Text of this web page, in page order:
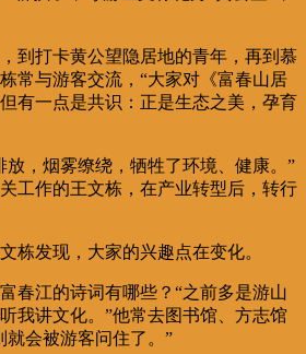
到打卡黄公望隐居地的青年，再到慕
常与游客交流，“大家对《富春山居
有一点是共识：正是生态之美，孕育
放，烟雾缭绕，牺牲了环境、健康。”
工作的王文栋，在产业转型后，转行
栋发现，大家的兴趣点在变化。
春江的诗词有哪些？“之前多是游山
我讲文化。”他常去图书馆、方志馆
就会被游客问住了。”